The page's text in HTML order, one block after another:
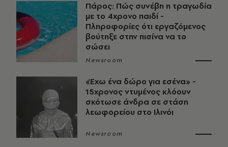
Πάρος: Πώς συνέβη η τραγωδία
με το 4χρονο παιδί -
Πληροφορίες ότι εργαζόμενος
βούτηξε στην πισίνα να το
σώσει
Newsroom
«Έχω ένα δώρο για εσένα» -
15χρονος ντυμένος κλόουν
σκότωσε άνδρα σε στάση
λεωφορείου στο Ιλινόι
Newsroom